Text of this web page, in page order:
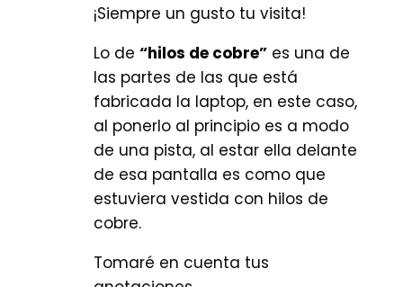
¡Siempre un gusto tu visita!
Lo de “hilos de cobre”es una de
las partes de las que está
fabricada la laptop, en este caso,
al ponerlo al principio es a modo
de una pista, al estar ella delante
de esa pantalla es como que
estuviera vestida con hilos de
cobre.
Tomaré en cuenta tus